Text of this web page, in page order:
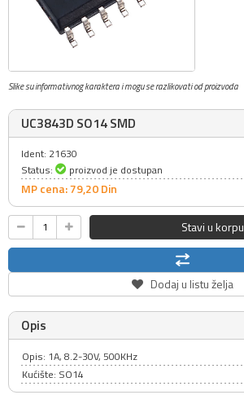
Slike su informativnog karaktera i mogu se razlikovati od proizvoda
UC3843D SO14 SMD
Ident: 21630
Status:
proizvod je dostupan
MP cena: 79,20Din
Stavi u korpu
Dodaj u listu želja
Opis
Opis: 1A, 8.2-30V, 500KHz
Kućište: SO14